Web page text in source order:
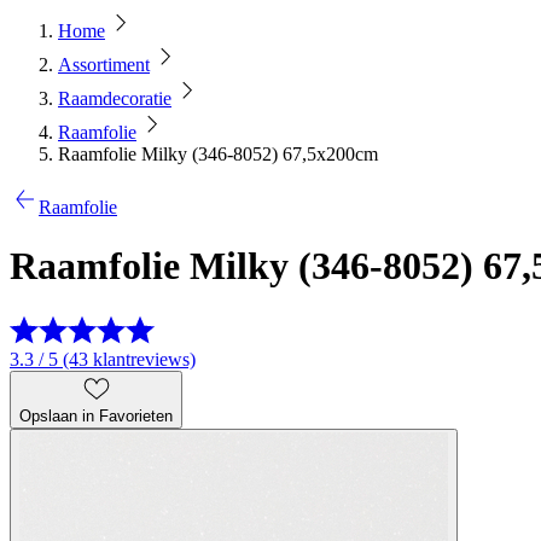
Home
Assortiment
Raamdecoratie
Raamfolie
Raamfolie Milky (346-8052) 67,5x200cm
Raamfolie
Raamfolie Milky (346-8052)
3.3 / 5 (43 klantreviews)
Opslaan in Favorieten